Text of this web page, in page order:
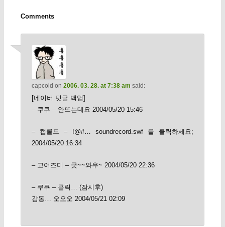
Comments
capcold on 2006. 03. 28. at 7:38 am said:
[네이버 덧글 백업]
– 쿠쿠 – 안뜨는데요 2004/05/20 15:46
– 캡콜드 – !@#… soundrecord.swf 를 클릭하세요;
2004/05/20 16:34
– 고어즈미 – 굿~~와우~ 2004/05/20 22:36
– 쿠쿠 – 클릭… (잠시후)
감동… 오오오 2004/05/21 02:09